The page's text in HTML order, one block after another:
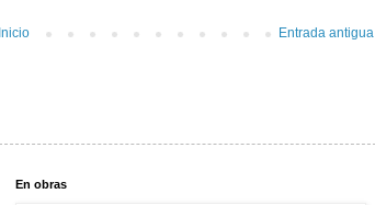
Entrada antigua
Inicio
En obras